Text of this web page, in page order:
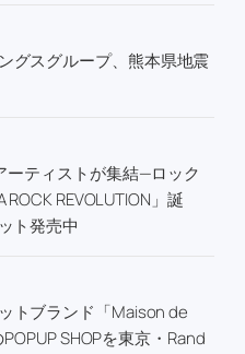
グスグループ、熊本県地震
ーティストが集結—ロック
REVOLUTION」誕
ト発売中
トブランド「Maison de
SHOPを東京・Rand